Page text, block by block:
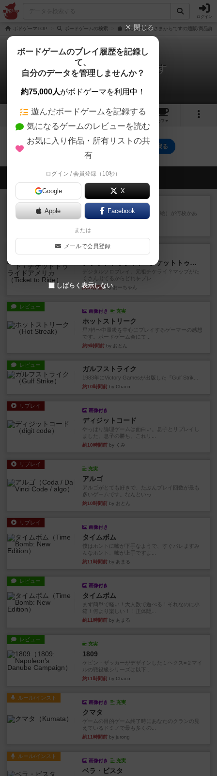
ログイン
ボドゲーマTOP ボードゲームの検索 あちらのお客さまからですの通販/商品詳
あちらのお客さまからです
0件のレビュー
カフェ
あちらのお客さまからですのトップに戻る
会員の新しい投稿
レビュー 無限まちがいさがし
6つの場面カード（表、裏で違う絵）が何枚かあ
り、そのうち3つ選んで、同...
約1時間前
チケットトゥライド / チケットトゥライドアメリカ
デジタルソロプレイ。元祖チケライ？マップがた
くさん出てるからどれをプレ...
約3時間前by おーちゃん
レビュー
画像付き 充実
ホットストリーク
星7軽〜中量級を中心にプレイするゲーマーの感想
です。ボードゲーム会にて...
約9時間前 by おとん
レビュー ガルフストライク
1983年にVictory Gamesが出版した『Gulf Strik...
約10時間前 by Chaco
リプレイ
画像付き
ディジットコード
やっぱり論理ゲームは面白い。息子とリプレイし
ました。息子の勝ち。これリ...
約10時間前 by くみ
リプレイ
充実
アルゴ
アルゴがとても好きで、たぶんプレイ回数が最も
多いゲームです。なんといっ...
約10時間前 by おとん
リプレイ
画像付き
タイムボム
僕はホントに嘘が下手なようで、すぐバレますみ
んなホント、嘘が上手ですよ...
約11時間前 by あまる
レビュー
画像付き
タイムボム
まず簡単で軽い！大人数で遊べる！それなのに小
箱！何より楽しい！！正体隠...
約11時間前 by あまる
レビュー
充実
1809
ケビン・ザッカーがデザインした１ヘクス=２マイ
ルの戦役級シリーズは以下...
約11時間前 by Chaco
ルール/インスト
画像付き 充実
クマタ
ゲームの目的ゲーム終了時にあなたのクランの見
えているドミノで最も多くの...
約11時間前 by jurong
ルール/インスト
画像付き 充実
ベラ・ビスタ
閉じる
ボードゲームのプレイ履歴を記録し
て、
自分のデータを管理しませんか？
約75,000人がボドゲーマを利用中！
遊んだボードゲームを記録する
気になるゲームのレビューを読む
お気に入り作品・所有リストの共
有
ログイン / 会員登録（10秒）
Google X
Apple Facebook
または
メールで会員登録
しばらく表示しない